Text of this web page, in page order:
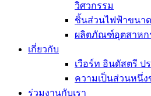
วิศวกรรม
ชิ้นส่วนไฟฟ้าขนาด
ผลิตภัณฑ์อุตสาหก
เกี่ยวกับ
เวือร์ท อินดัสตรี ป
ความเป็นส่วนหนึ่
ร่วมงานกับเรา